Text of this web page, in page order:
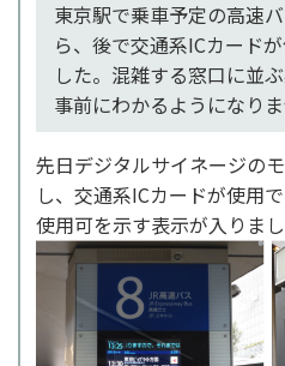
東京駅で乗車予定の高速
ら、後で交通系ICカード
した。混雑する窓口に並
事前にわかるようになりま
先日デジタルサイネージの
し、交通系ICカードが使用
使用可を示す表示が入りまし